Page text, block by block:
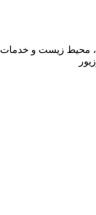
، محیط زیست و خدمات